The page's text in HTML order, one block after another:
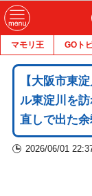
マモリ王 GOト
【大阪市東
ル東淀川を
直しで出た
2026/06/01